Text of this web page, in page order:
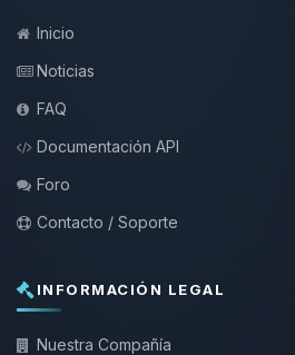
Inicio
Noticias
FAQ
Documentación API
Foro
Contacto / Soporte
INFORMACIÓN LEGAL
Nuestra Compañía